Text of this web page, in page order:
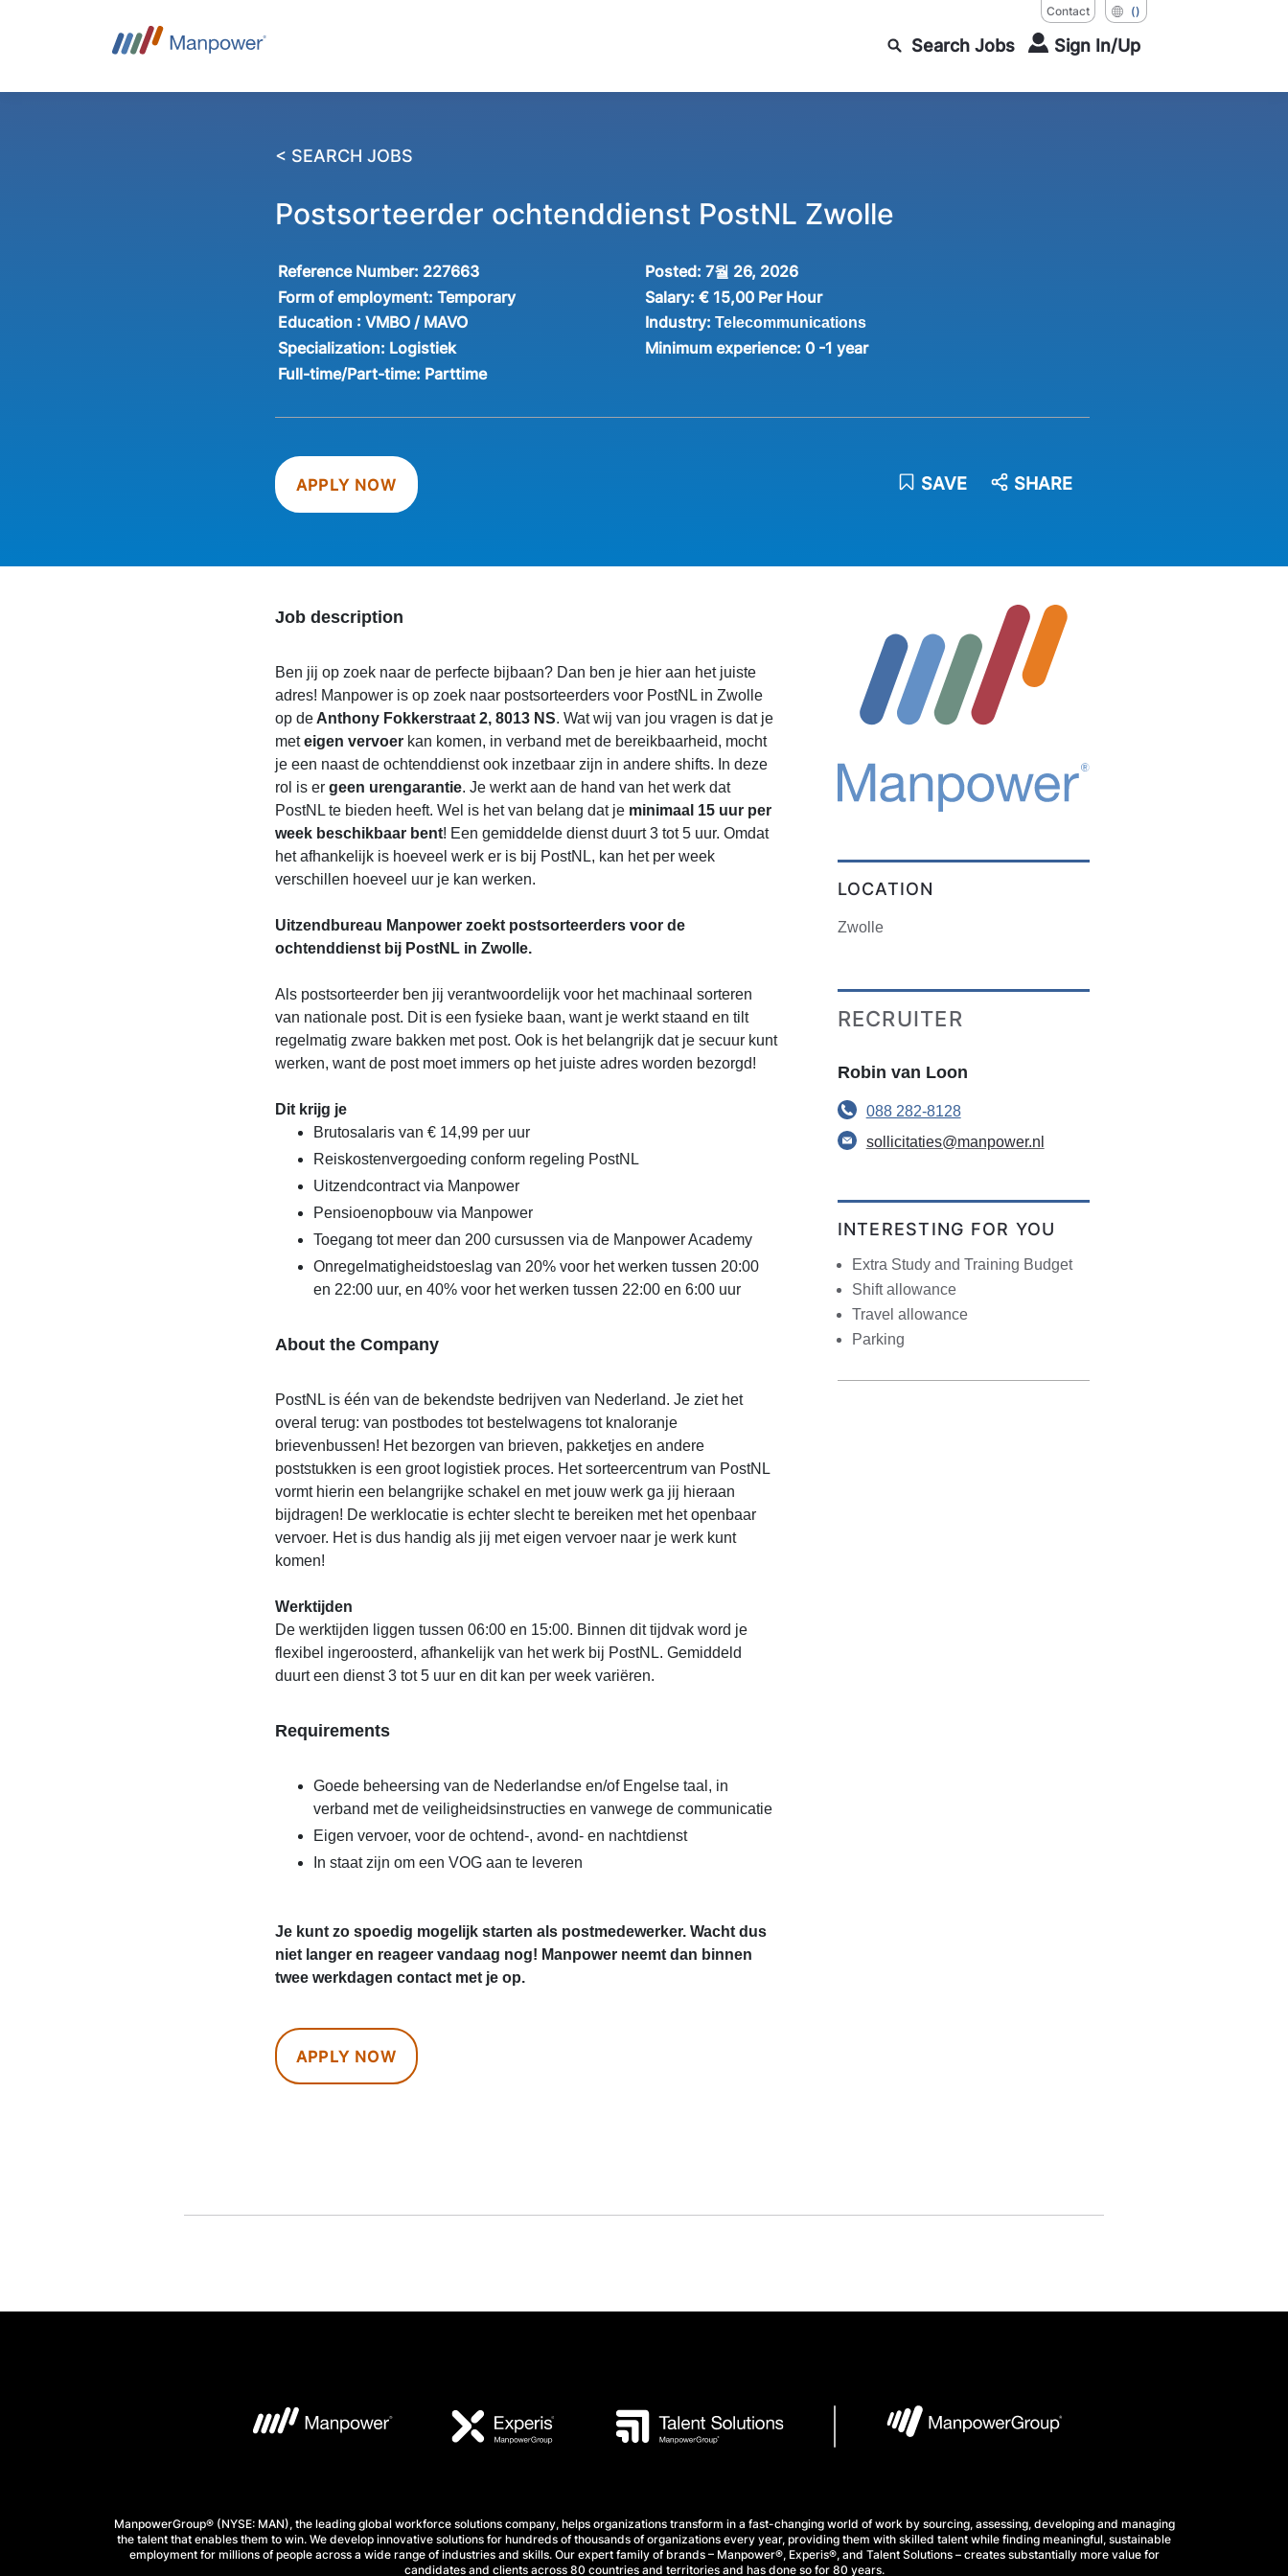
Contact ()
Search Jobs Sign In/Up
< SEARCH JOBS
Postsorteerder ochtenddienst PostNL Zwolle
Reference Number: 227663 Posted: 7월 26, 2026
Form of employment:Temporary Salary: € 15,00 Per Hour
Education : VMBO / MAVO Industry: Telecommunications
Specialization: Logistiek Minimum experience: 0 -1 year
Full-time/Part-time: Parttime
APPLY NOW SAVE SHARE
Job description
Ben jij op zoek naar de perfecte bijbaan? Dan ben je hier aan het juiste
adres! Manpower is op zoek naar postsorteerders voor PostNL in Zwolle
op deAnthony Fokkerstraat 2, 8013 NS. Wat wij van jou vragen is dat je
meteigen vervoerkan komen, in verband met de bereikbaarheid, mocht
je een naast de ochtenddienst ook inzetbaar zijn in andere shifts. In deze
rol is er geen urengarantie. Je werkt aan de hand van het werk dat
PostNL te bieden heeft. Wel is het van belang dat je minimaal 15 uur per
week beschikbaar bent! Een gemiddelde dienst duurt 3 tot 5 uur. Omdat
het afhankelijk is hoeveel werk er is bij PostNL, kan het per week
verschillen hoeveel uur je kan werken.
Uitzendbureau Manpower zoekt postsorteerders voor de
ochtenddienst bij PostNL in Zwolle.
Als postsorteerder ben jij verantwoordelijk voor het machinaal sorteren
van nationale post. Dit is een fysieke baan, want je werkt staand en tilt
regelmatig zware bakken met post. Ook is het belangrijk dat je secuur kunt
werken, want de post moet immers op het juiste adres worden bezorgd!
Dit krijg je
Brutosalaris van € 14,99 per uur
Reiskostenvergoeding conform regeling PostNL
Uitzendcontract via Manpower
Pensioenopbouw via Manpower
Toegang tot meer dan 200 cursussen via de Manpower Academy
Onregelmatigheidstoeslag van 20% voor het werken tussen 20:00
en 22:00 uur, en 40% voor het werken tussen 22:00 en 6:00 uur
About the Company
PostNL is één van de bekendste bedrijven van Nederland. Je ziet het
overal terug: van postbodes tot bestelwagens tot knaloranje
brievenbussen! Het bezorgen van brieven, pakketjes en andere
poststukken is een groot logistiek proces. Het sorteercentrum van PostNL
vormt hierin een belangrijke schakel en met jouw werk ga jij hieraan
bijdragen! De werklocatie is echter slecht te bereiken met het openbaar
vervoer. Het is dus handig als jij met eigen vervoer naar je werk kunt
komen!
Werktijden
De werktijden liggen tussen 06:00 en 15:00. Binnen dit tijdvak word je
flexibel ingeroosterd, afhankelijk van het werk bij PostNL. Gemiddeld
duurt een dienst 3 tot 5 uur en dit kan per week variëren.
Requirements
Goede beheersing van de Nederlandse en/of Engelse taal, in
verband met de veiligheidsinstructies en vanwege de communicatie
Eigen vervoer, voor de ochtend-, avond- en nachtdienst
In staat zijn om een VOG aan te leveren
Je kunt zo spoedig mogelijk starten als postmedewerker. Wacht dus
niet langer en reageer vandaag nog! Manpower neemt dan binnen
twee werkdagen contact met je op.
APPLY NOW
LOCATION
Zwolle
RECRUITER
Robin van Loon
088 282-8128
sollicitaties@manpower.nl
INTERESTING FOR YOU
Extra Study and Training Budget
Shift allowance
Travel allowance
Parking
ManpowerGroup® (NYSE: MAN), the leading global workforce solutions company, helps organizations transform in a fast-changing world of work by sourcing, assessing, developing and managing
the talent that enables them to win. We develop innovative solutions for hundreds of thousands of organizations every year, providing them with skilled talent while finding meaningful, sustainable
employment for millions of people across a wide range of industries and skills. Our expert family of brands – Manpower®, Experis®, and Talent Solutions – creates substantially more value for
candidates and clients across 80 countries and territories and has done so for 80 years.